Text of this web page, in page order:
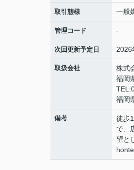
取引態様 一般
管理コード -
次回更新予定日 2026
取扱会社
株式
福岡
福岡
備考
徒歩
で、
望と